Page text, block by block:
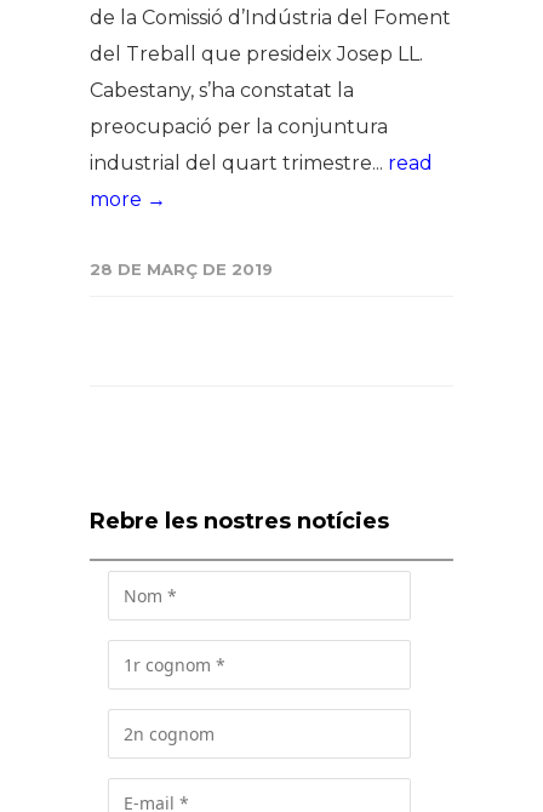
de la Comissió d’Indústria del Foment
del Treball que presideix Josep LL.
Cabestany, s’ha constatat la
preocupació per la conjuntura
industrial del quart trimestre... read
more →
28 DE MARÇ DE 2019
Rebre les nostres notícies